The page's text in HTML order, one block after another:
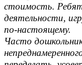
стоимость.
деятельности,
по-настоящему.
Часто